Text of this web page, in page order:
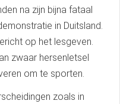
na zijn bijna fataal
in Duitsland.
op het lesgeven.
zwaar hersenletsel
om te sporten.
zoals in